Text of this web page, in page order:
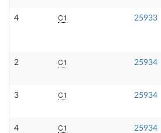
4 C1 25933
2 C1 25934
3 C1 25934
4 C1 25934